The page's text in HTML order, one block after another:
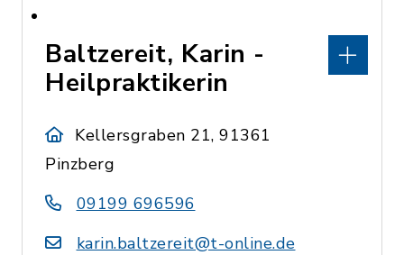
Baltzereit, Karin -
Heilpraktikerin
Kellersgraben 21, 91361
Pinzberg
09199 696596
karin.baltzereit@t-online.de